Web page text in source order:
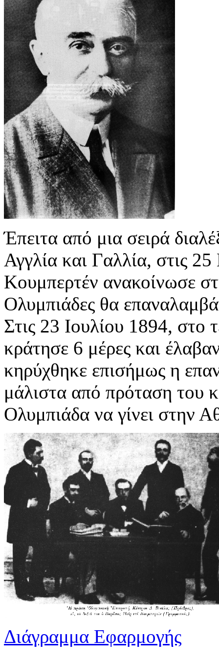
Έπειτα από μια σειρά
Αγγλία και Γαλλία, στις
Κουμπερτέν ανακοίνωσε
Ολυμπιάδες θα
Στις 23 Ιουλίου 1894, στο
κράτησε 6 μέρες και
κηρύχθηκε επισήμως η
μάλιστα από πρόταση του
Ολυμπιάδα να γίνει στην
Διάγραμμα Εφαρμογής